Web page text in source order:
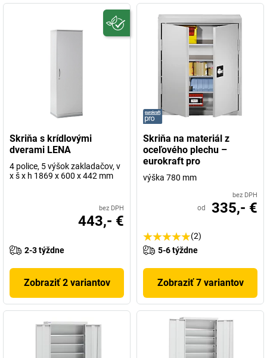
Skriňa s krídlovými
dverami LENA
4 police, 5 výšok zakladačov, v
x š x h 1869 x 600 x 442 mm
bez DPH
443,- €
2-3 týždne
Zobraziť 2 variantov
Skriňa na materiál z
oceľového plechu –
eurokraft pro
výška 780 mm
bez DPH
od 335,- €
(2)
5-6 týždne
Zobraziť 7 variantov